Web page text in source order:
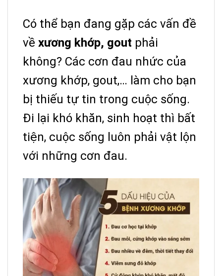
Có thể bạn đang gặp các vấn đề
về xương khớp, gout phải
không? Các cơn đau nhức của
xương khớp, gout,… làm cho bạn
bị thiếu tự tin trong cuộc sống.
Đi lại khó khăn, sinh hoạt thì bất
tiện, cuộc sống luôn phải vật lộn
với những cơn đau.